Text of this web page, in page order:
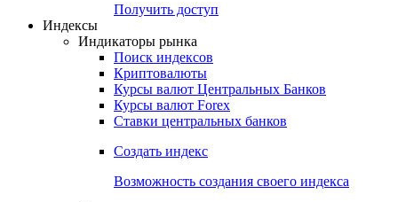
Получить доступ
Индексы
Индикаторы рынка
Поиск индексов
Криптовалюты
Курсы валют Центральных Банков
Курсы валют Forex
Ставки центральных банков
Создать индекс
Возможность создания своего индекса